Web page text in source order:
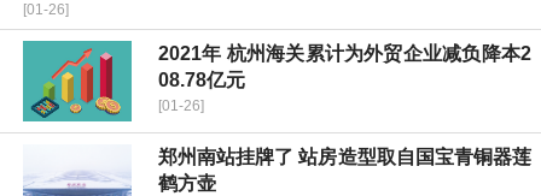
[01-26]
2021年 杭州海关累计为外贸企业减负降本2
08.78亿元
[01-26]
郑州南站挂牌了 站房造型取自国宝青铜器莲
鹤方壶